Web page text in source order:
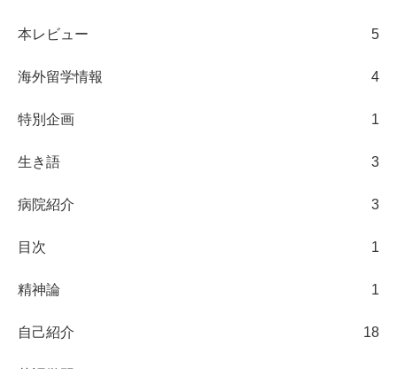
本レビュー 5
海外留学情報 4
特別企画 1
生き語 3
病院紹介 3
目次 1
精神論 1
自己紹介 18